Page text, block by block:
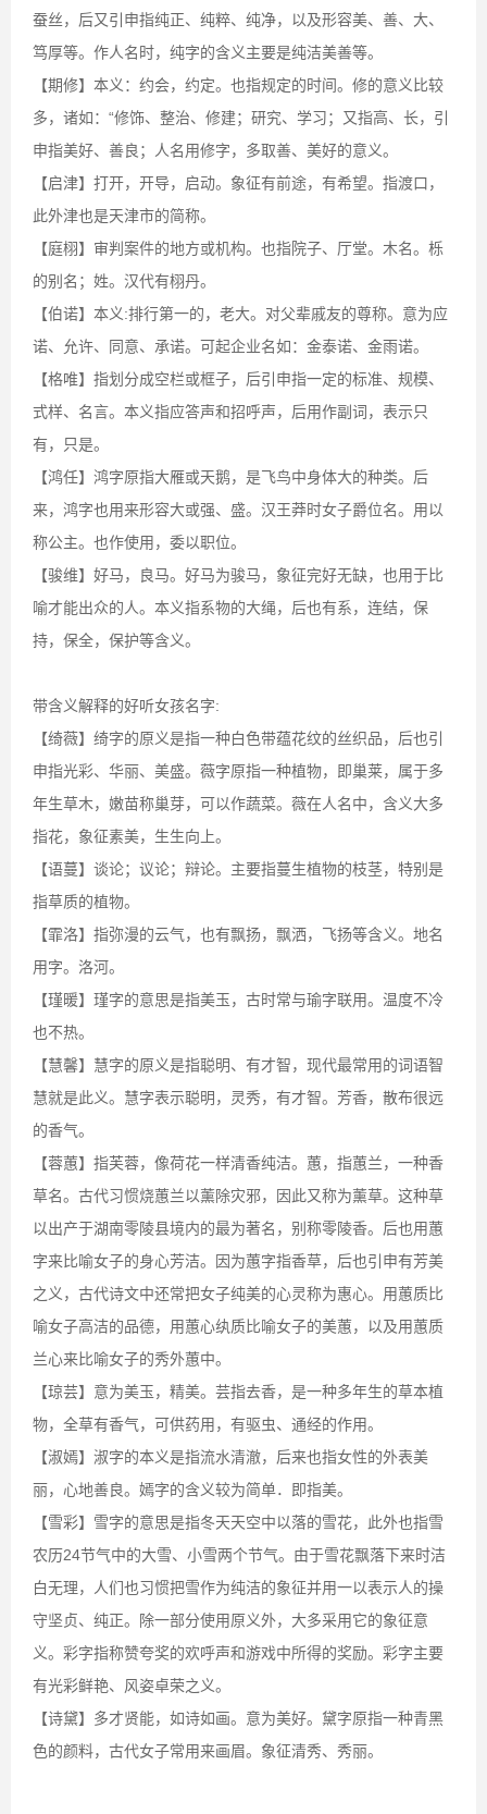
蚕丝，后又引申指纯正、纯粹、纯净，以及形容美、善、大、
笃厚等。作人名时，纯字的含义主要是纯洁美善等。
【期修】本义：约会，约定。也指规定的时间。修的意义比较
多，诸如：“修饰、整治、修建；研究、学习；又指高、长，引
申指美好、善良；人名用修字，多取善、美好的意义。
【启津】打开，开导，启动。象征有前途，有希望。指渡口，
此外津也是天津市的简称。
【庭栩】审判案件的地方或机构。也指院子、厅堂。木名。栎
的别名；姓。汉代有栩丹。
【伯诺】本义:排行第一的，老大。对父辈戚友的尊称。意为应
诺、允许、同意、承诺。可起企业名如：金泰诺、金雨诺。
【格唯】指划分成空栏或框子，后引申指一定的标准、规模、
式样、名言。本义指应答声和招呼声，后用作副词，表示只
有，只是。
【鸿任】鸿字原指大雁或天鹅，是飞鸟中身体大的种类。后
来，鸿字也用来形容大或强、盛。汉王莽时女子爵位名。用以
称公主。也作使用，委以职位。
【骏维】好马，良马。好马为骏马，象征完好无缺，也用于比
喻才能出众的人。本义指系物的大绳，后也有系，连结，保
持，保全，保护等含义。
带含义解释的好听女孩名字:
【绮薇】绮字的原义是指一种白色带蕴花纹的丝织品，后也引
申指光彩、华丽、美盛。薇字原指一种植物，即巢莱，属于多
年生草木，嫩苗称巢芽，可以作蔬菜。薇在人名中，含义大多
指花，象征素美，生生向上。
【语蔓】谈论；议论；辩论。主要指蔓生植物的枝茎，特别是
指草质的植物。
【霏洛】指弥漫的云气，也有飘扬，飘洒，飞扬等含义。地名
用字。洛河。
【瑾暖】瑾字的意思是指美玉，古时常与瑜字联用。温度不冷
也不热。
【慧馨】慧字的原义是指聪明、有才智，现代最常用的词语智
慧就是此义。慧字表示聪明，灵秀，有才智。芳香，散布很远
的香气。
【蓉蕙】指芙蓉，像荷花一样清香纯洁。蕙，指蕙兰，一种香
草名。古代习惯烧蕙兰以薰除灾邪，因此又称为薰草。这种草
以出产于湖南零陵县境内的最为著名，别称零陵香。后也用蕙
字来比喻女子的身心芳洁。因为蕙字指香草，后也引申有芳美
之义，古代诗文中还常把女子纯美的心灵称为惠心。用蕙质比
喻女子高洁的品德，用蕙心纨质比喻女子的美蕙，以及用蕙质
兰心来比喻女子的秀外蕙中。
【琼芸】意为美玉，精美。芸指去香，是一种多年生的草本植
物，全草有香气，可供药用，有驱虫、通经的作用。
【淑嫣】淑字的本义是指流水清澈，后来也指女性的外表美
丽，心地善良。嫣字的含义较为简单．即指美。
【雪彩】雪字的意思是指冬天天空中以落的雪花，此外也指雪
农历24节气中的大雪、小雪两个节气。由于雪花飘落下来时洁
白无理，人们也习惯把雪作为纯洁的象征并用一以表示人的操
守坚贞、纯正。除一部分使用原义外，大多采用它的象征意
义。彩字指称赞夸奖的欢呼声和游戏中所得的奖励。彩字主要
有光彩鲜艳、风姿卓荣之义。
【诗黛】多才贤能，如诗如画。意为美好。黛字原指一种青黑
色的颜料，古代女子常用来画眉。象征清秀、秀丽。